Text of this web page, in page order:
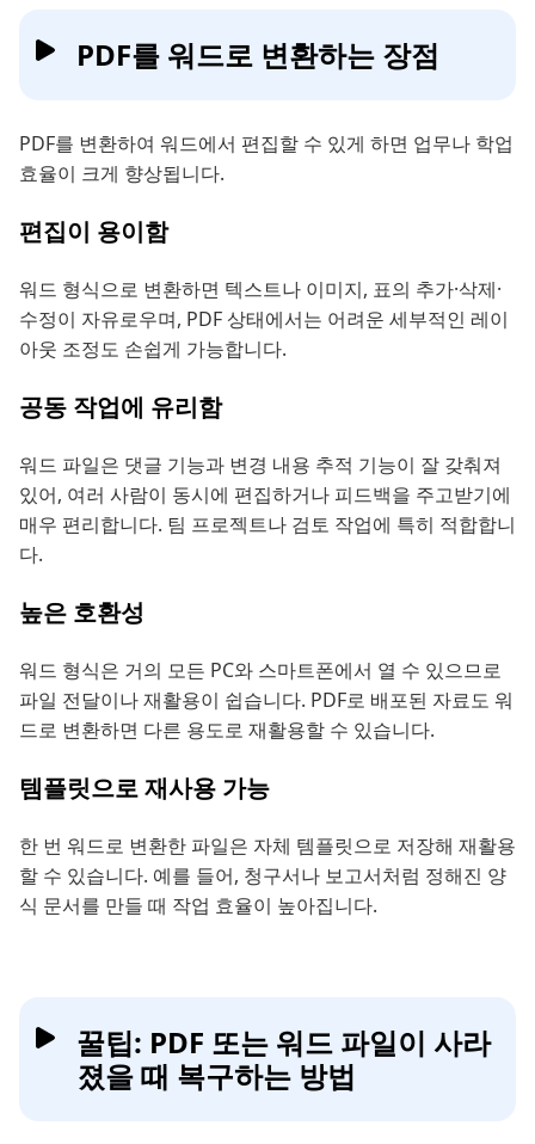
PDF를 워드로 변환하는 장점
PDF를 변환하여 워드에서 편집할 수 있게 하면 업무나 학업
효율이 크게 향상됩니다.
편집이 용이함
워드 형식으로 변환하면 텍스트나 이미지, 표의 추가·삭제·
수정이 자유로우며, PDF 상태에서는 어려운 세부적인 레이
아웃 조정도 손쉽게 가능합니다.
공동 작업에 유리함
워드 파일은 댓글 기능과 변경 내용 추적 기능이 잘 갖춰져
있어, 여러 사람이 동시에 편집하거나 피드백을 주고받기에
매우 편리합니다. 팀 프로젝트나 검토 작업에 특히 적합합니
다.
높은 호환성
워드 형식은 거의 모든 PC와 스마트폰에서 열 수 있으므로
파일 전달이나 재활용이 쉽습니다. PDF로 배포된 자료도 워
드로 변환하면 다른 용도로 재활용할 수 있습니다.
템플릿으로 재사용 가능
한 번 워드로 변환한 파일은 자체 템플릿으로 저장해 재활용
할 수 있습니다. 예를 들어, 청구서나 보고서처럼 정해진 양
식 문서를 만들 때 작업 효율이 높아집니다.
꿀팁: PDF 또는 워드 파일이 사라
졌을 때 복구하는 방법